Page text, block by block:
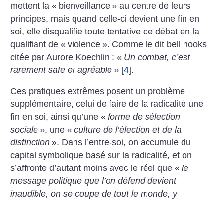
mettent la « bienveillance » au centre de leurs
principes, mais quand celle-ci devient une fin en
soi, elle disqualifie toute tentative de débat en la
qualifiant de « violence ». Comme le dit bell hooks
citée par Aurore Koechlin : « Un combat, c’est
rarement safe et agréable » [4].
Ces pratiques extrêmes posent un problème
supplémentaire, celui de faire de la radicalité une
fin en soi, ainsi qu’une « forme de sélection
sociale », une « culture de l’élection et de la
distinction ». Dans l’entre-soi, on accumule du
capital symbolique basé sur la radicalité, et on
s’affronte d’autant moins avec le réel que « le
message politique que l’on défend devient
inaudible, on se coupe de tout le monde, y